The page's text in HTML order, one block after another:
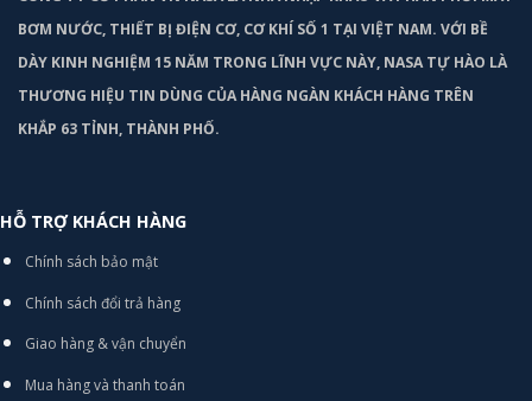
BƠM NƯỚC, THIẾT BỊ ĐIỆN CƠ, CƠ KHÍ SỐ 1 TẠI VIỆT NAM. VỚI BỀ
DÀY KINH NGHIỆM 15 NĂM TRONG LĨNH VỰC NÀY, NASA TỰ HÀO LÀ
THƯƠNG HIỆU TIN DÙNG CỦA HÀNG NGÀN KHÁCH HÀNG TRÊN
KHẮP 63 TỈNH, THÀNH PHỐ.
HỖ TRỢ KHÁCH HÀNG
Chính sách bảo mật
Chính sách đổi trả hàng
Giao hàng & vận chuyển
Mua hàng và thanh toán